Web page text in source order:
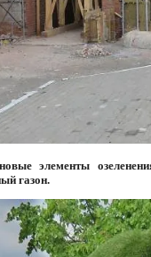
элементы
газон.